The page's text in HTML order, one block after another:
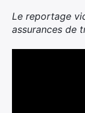
Le reportage
assurances de